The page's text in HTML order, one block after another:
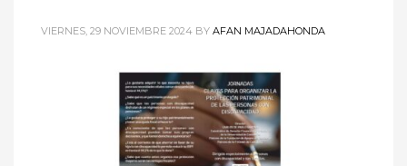
VIERNES, 29 NOVIEMBRE 2024 BY AFAN MAJADAHONDA